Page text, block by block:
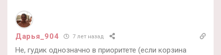
Дарья_904 7 лет назад
Не, гудик однозначно в приоритете (если корзина